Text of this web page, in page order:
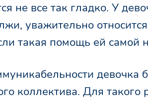
не все так гладко. У
уважительно
такая помощь ей самой
девочка
коллектива. Для